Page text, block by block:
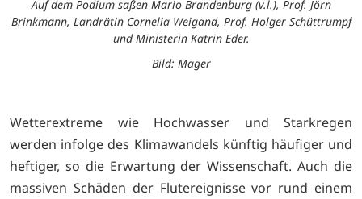
Auf dem Podium saßen Mario Brandenburg (v.l.), Prof. Jörn
Brinkmann, Landrätin Cornelia Weigand, Prof. Holger Schüttrumpf
und Ministerin Katrin Eder.
Bild: Mager
Wetterextreme wie Hochwasser und Starkregen
werden infolge des Klimawandels künftig häufiger und
heftiger, so die Erwartung der Wissenschaft. Auch die
massiven Schäden der Flutereignisse vor rund einem